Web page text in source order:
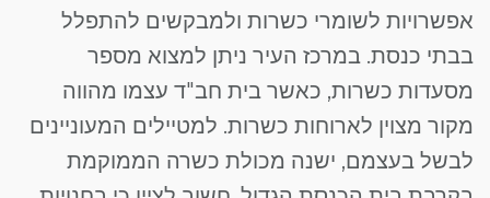
אפשרויות לשומרי כשרות ולמבקשים להתפלל
בבתי כנסת. במרכז העיר ניתן למצוא מספר
מסעדות כשרות, כאשר בית חב"ד עצמו מהווה
מקור מצוין לארוחות כשרות. למטיילים המעוניינים
לבשל בעצמם, ישנה מכולת כשרה הממוקמת